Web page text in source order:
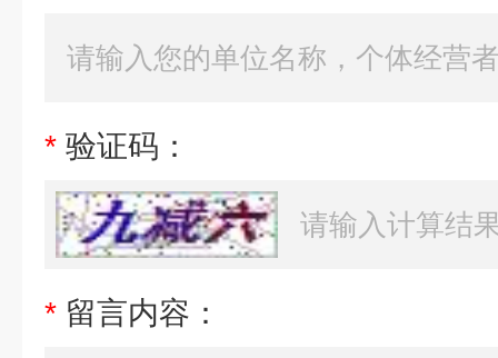
* 验证码：
* 留言内容：